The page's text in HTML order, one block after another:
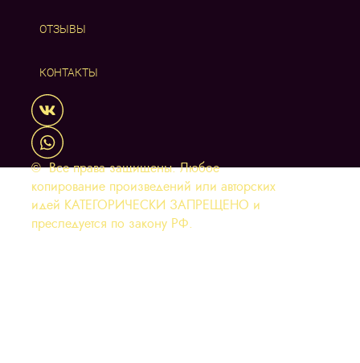
ОТЗЫВЫ
КОНТАКТЫ
© Все права защищены. Любое
копирование произведений или авторских
идей КАТЕГОРИЧЕСКИ ЗАПРЕЩЕНО и
преследуется по закону РФ.